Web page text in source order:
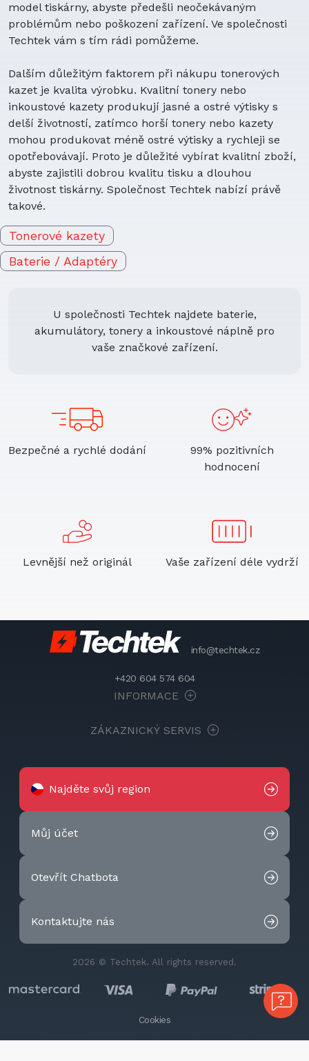
model tiskárny, abyste předešli neočekávaným
problémům nebo poškození zařízení. Ve společnosti
Techtek vám s tím rádi pomůžeme.
Dalším důležitým faktorem při nákupu tonerových
kazet je kvalita výrobku. Kvalitní tonery nebo
inkoustové kazety produkují jasné a ostré výtisky s
delší životností, zatímco horší tonery nebo kazety
mohou produkovat méně ostré výtisky a rychleji se
opotřebovávají. Proto je důležité vybírat kvalitní zboží,
abyste zajistili dobrou kvalitu tisku a dlouhou
životnost tiskárny. Společnost Techtek nabízí právě
takové.
Tonerové kazety
Baterie / Adaptéry
U společnosti Techtek najdete baterie,
akumulátory, tonery a inkoustové náplně pro
vaše značkové zařízení.
Bezpečné a rychlé dodání
99% pozitivních
hodnocení
Levnější než originál Vaše zařízení déle vydrží
info@techtek.cz
+420 604 574 604
INFORMACE
ZÁKAZNICKÝ SERVIS
Najděte svůj region
Můj účet
Otevřít Chatbota
Kontaktujte nás
2026 © Techtek. All rights reserved.
Cookies